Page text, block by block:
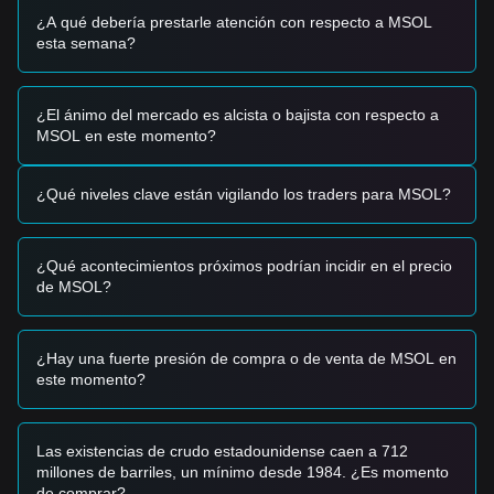
on-chain de alto volumen y el lanzamiento de nuevos
proyectos en la red Solana ha reforzado la confianza de los
inversores en MSOL como un activo productivo.
Basado en la estructura técnica actual y el impulso del
mercado, se proporcionan las siguientes estrategias de
trading para referencia:
Zona de Compra Potencial
• Si el precio de MSOL se acerca al nivel de
$262.50
muestra signos de rebote, podría presentar una oportunidad
• Si el precio de MSOL rompe por encima de$298.80 con
un aumento significativo en el volumen de negociación,
Escenario de Riesgo
• Si el precio de MSOL cae por debajo de$262.50 , el
mercado podría entrar en una fase de corrección a corto
Estrategia de Compra
Basado en la estructura actual del mercado, se sugieren las
siguientes estrategias:
¿A qué debería prestarle atención con respecto a MSOL
esta semana?
¿El ánimo del mercado es alcista o bajista con respecto a
MSOL en este momento?
¿Qué niveles clave están vigilando los traders para MSOL?
¿Qué acontecimientos próximos podrían incidir en el precio
de MSOL?
¿Hay una fuerte presión de compra o de venta de MSOL en
este momento?
Las existencias de crudo estadounidense caen a 712
millones de barriles, un mínimo desde 1984. ¿Es momento